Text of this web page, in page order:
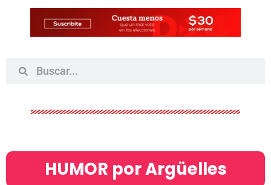
HUMOR por Argüelles​